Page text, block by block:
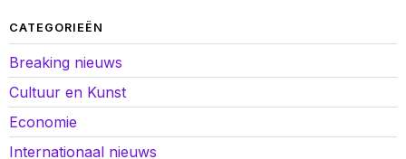
CATEGORIEËN
Breaking nieuws
Cultuur en Kunst
Economie
Internationaal nieuws